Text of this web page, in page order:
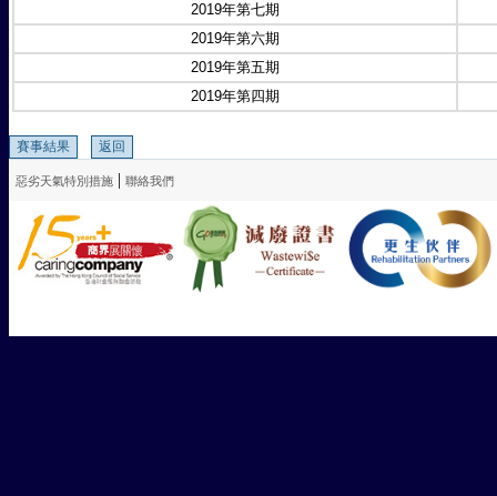
2019年第七期
2019年第六期
2019年第五期
2019年第四期